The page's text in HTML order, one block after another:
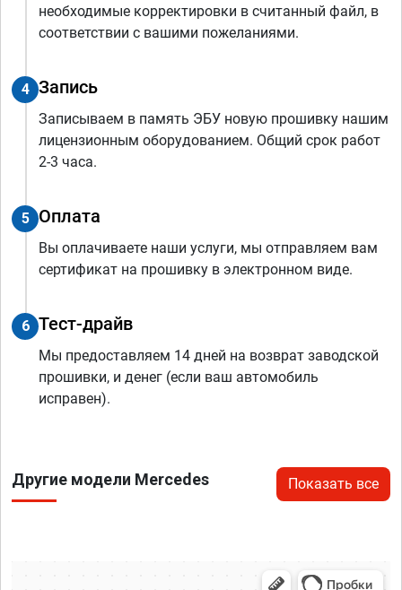
необходимые корректировки в считанный файл, в
соответствии с вашими пожеланиями.
4 Запись
Записываем в память ЭБУ новую прошивку нашим
лицензионным оборудованием. Общий срок работ
2-3 часа.
5 Оплата
Вы оплачиваете наши услуги, мы отправляем вам
сертификат на прошивку в электронном виде.
6 Тест-драйв
Мы предоставляем 14 дней на возврат заводской
прошивки, и денег (если ваш автомобиль
исправен).
Другие модели Mercedes Показать все